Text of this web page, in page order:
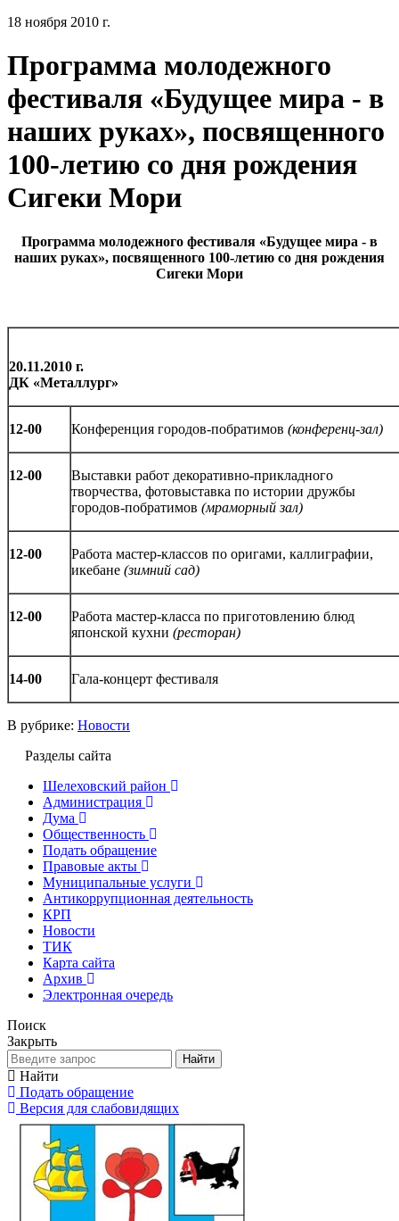
18 ноября 2010 г.
Программа молодежного
фестиваля «Будущее мира - в
наших руках», посвященного
100-летию со дня рождения
Сигеки Мори
Программа молодежного фестиваля «Будущее мира - в
наших руках», посвященного 100-летию со дня рождения
Сигеки Мори
20.11.2010
ДК «Металлург»
12-00 Конференция городов-побратимов (конференц-зал)
12-00
Выставки работ декоративно-прикладного
творчества, фотовыставка по истории дружбы
городов-побратимов (мраморный зал)
12-00
Работа мастер-классов по оригами, каллиграфии,
икебане (зимний сад)
12-00
Работа мастер-класса по приготовлению блюд
японской кухни (ресторан)
14-00 Гала-концерт фестиваля
В рубрике: Новости
Разделы сайта
Шелеховский район
Администрация
Дума
Общественность
Подать обращение
Правовые акты
Муниципальные услуги
Антикоррупционная деятельность
КРП
Новости
ТИК
Карта сайта
Архив
Электронная очередь
Поиск
Закрыть
Найти
Найти
Подать обращение
Версия для слабовидящих